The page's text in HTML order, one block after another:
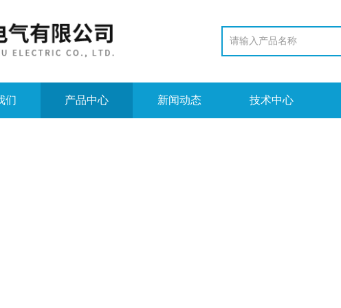
们 产品中心 新闻动态 技术中心